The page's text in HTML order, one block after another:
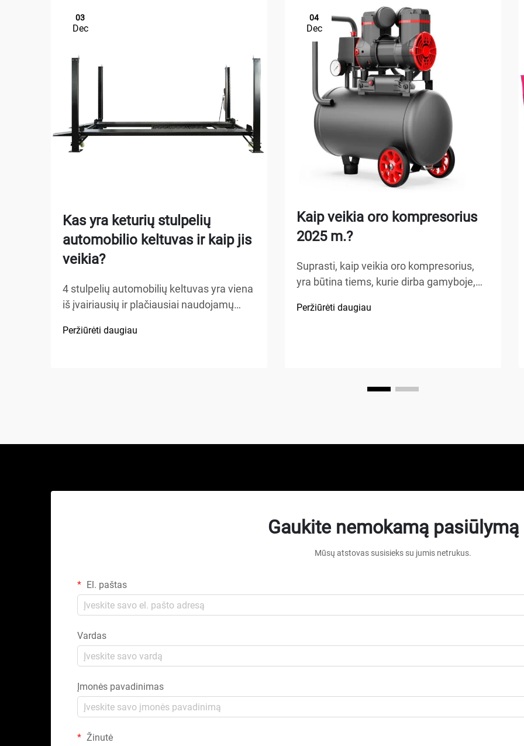
03
Dec
Kas yra keturių stulpelių
automobilio keltuvas ir kaip jis
veikia?
4 stulpelių automobilių keltuvas yra viena
iš įvairiausių ir plačiausiai naudojamų
įrengimuose, namų garažuose bei
Peržiūrėti daugiau
04
Dec
Kaip veikia oro kompresorius
2025 m.?
Suprasti, kaip veikia oro kompresorius,
yra būtina tiems, kurie dirba gamyboje,
namų patobulinimo projektus. Oro
Peržiūrėti daugiau
Gaukite nemokamą pasiūlymą
Mūsų atstovas susisieks su jumis netrukus.
El. paštas
Vardas
Įmonės pavadinimas
Žinutė